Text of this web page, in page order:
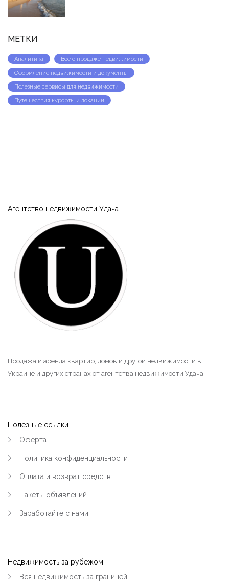
МЕТКИ
Аналитика
Все о продаже недвижимости
Оформление недвижимости и документы
Полезные сервисы для недвижимости
Путешествия курорты и локации
Агентство недвижимости Удача
Продажа и аренда квартир, домов и другой недвижимости в
Украине и других странах от агентства недвижимости Удача!
Полезные ссылки
Оферта
Политика конфиденциальности
Оплата и возврат средств
Пакеты объявлений
Заработайте с нами
Недвижимость за рубежом
Вся недвижимость за границей